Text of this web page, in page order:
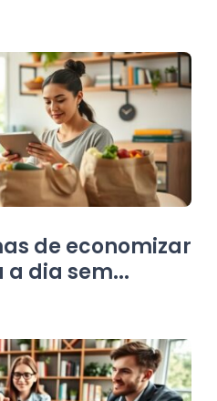
de economizar
dia sem...